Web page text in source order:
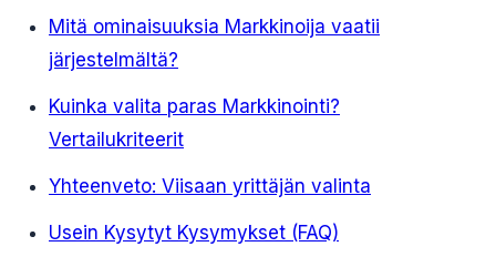
Mitä ominaisuuksia Markkinoija vaatii
järjestelmältä?
Kuinka valita paras Markkinointi?
Vertailukriteerit
Yhteenveto: Viisaan yrittäjän valinta
Usein Kysytyt Kysymykset (FAQ)